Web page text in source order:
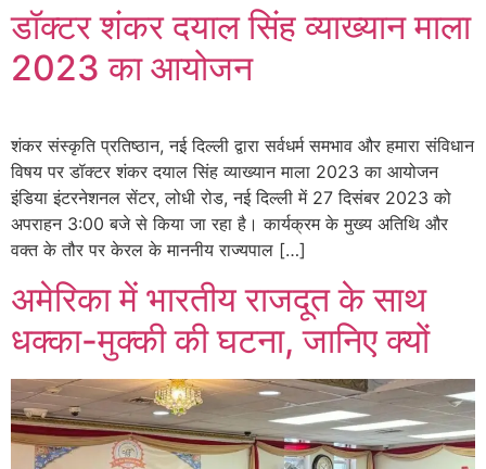
डॉक्टर शंकर दयाल सिंह व्याख्यान माला
2023 का आयोजन
शंकर संस्कृति प्रतिष्ठान, नई दिल्ली द्वारा सर्वधर्म समभाव और हमारा संविधान
विषय पर डॉक्टर शंकर दयाल सिंह व्याख्यान माला 2023 का आयोजन
इंडिया इंटरनेशनल सेंटर, लोधी रोड, नई दिल्ली में 27 दिसंबर 2023 को
अपराहन 3:00 बजे से किया जा रहा है। कार्यक्रम के मुख्य अतिथि और
वक्त के तौर पर केरल के माननीय राज्यपाल […]
अमेरिका में भारतीय राजदूत के साथ
धक्का-मुक्की की घटना, जानिए क्यों